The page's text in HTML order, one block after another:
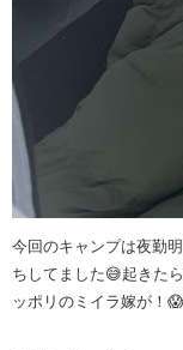
今回のキャンプは夜勤
ちしてました😅起きた
ッポリのミイラ嫁が！